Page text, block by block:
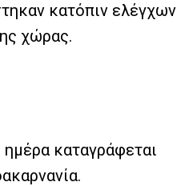
κατόπιν ελέγχων
χώρας.
ημέρα καταγράφεται